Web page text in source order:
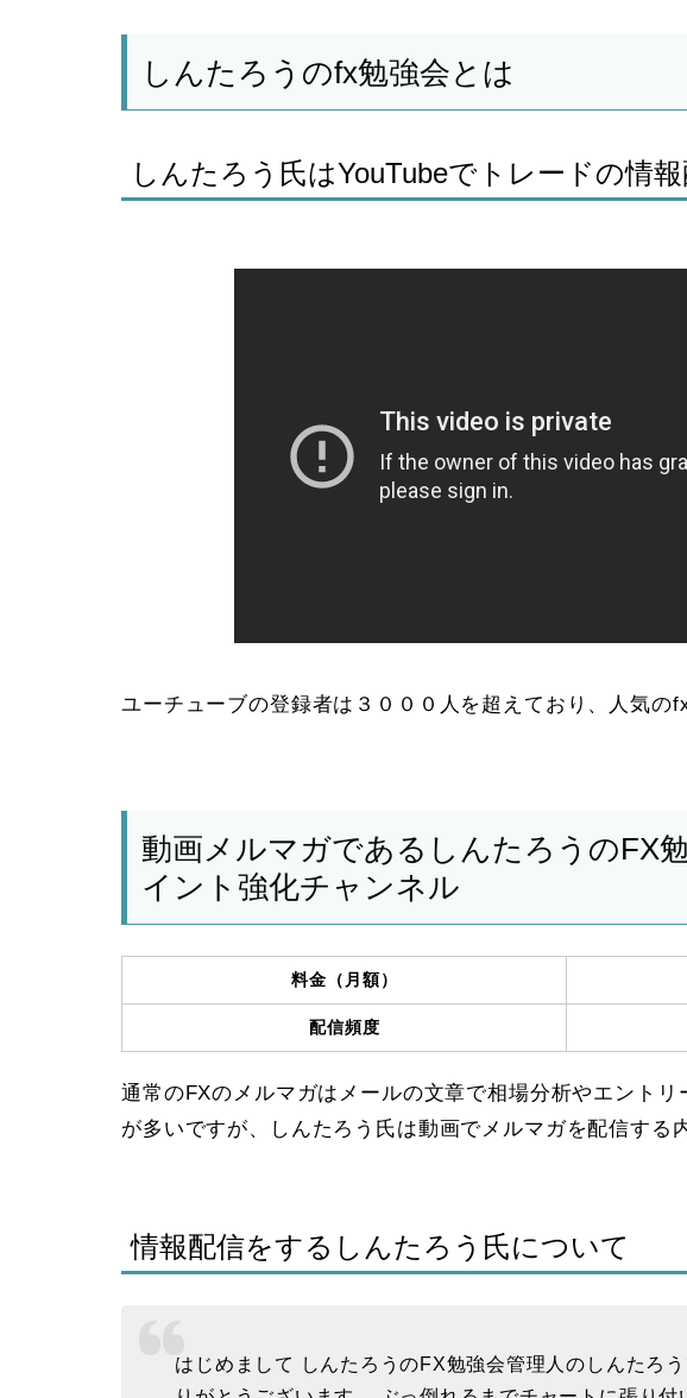
しんたろうのfx勉強会とは
しんたろう氏はYouTubeでトレードの情報
ユーチューブの登録者は３０００人を超えており、人気の
動画メルマガであるしんたろうのFX
イント強化チャンネル
料金（月額）
配信頻度
通常のFXのメルマガはメールの文章で相場分析やエント
が多いですが、しんたろう氏は動画でメルマガを配信する
情報配信をするしんたろう氏について
はじめまして しんたろうのFX勉強会管理人のしんたろ